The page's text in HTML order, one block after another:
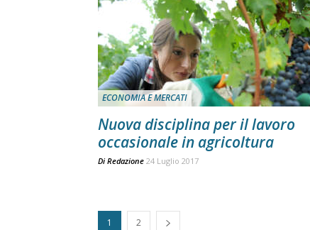
ECONOMIA E MERCATI
Nuova disciplina per il lavoro
occasionale in agricoltura
Di Redazione 24 Luglio 2017
1 2